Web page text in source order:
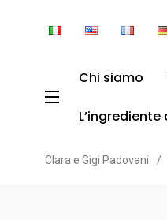
Chi siamo
Clara e Gigi Padovani /